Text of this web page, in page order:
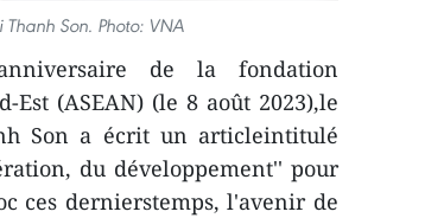
Son. Photo: VNA
de la fondation
(ASEAN) (le 8 août 2023),le
Son a écrit un articleintitulé
du développement'' pour
ces dernierstemps, l'avenir de